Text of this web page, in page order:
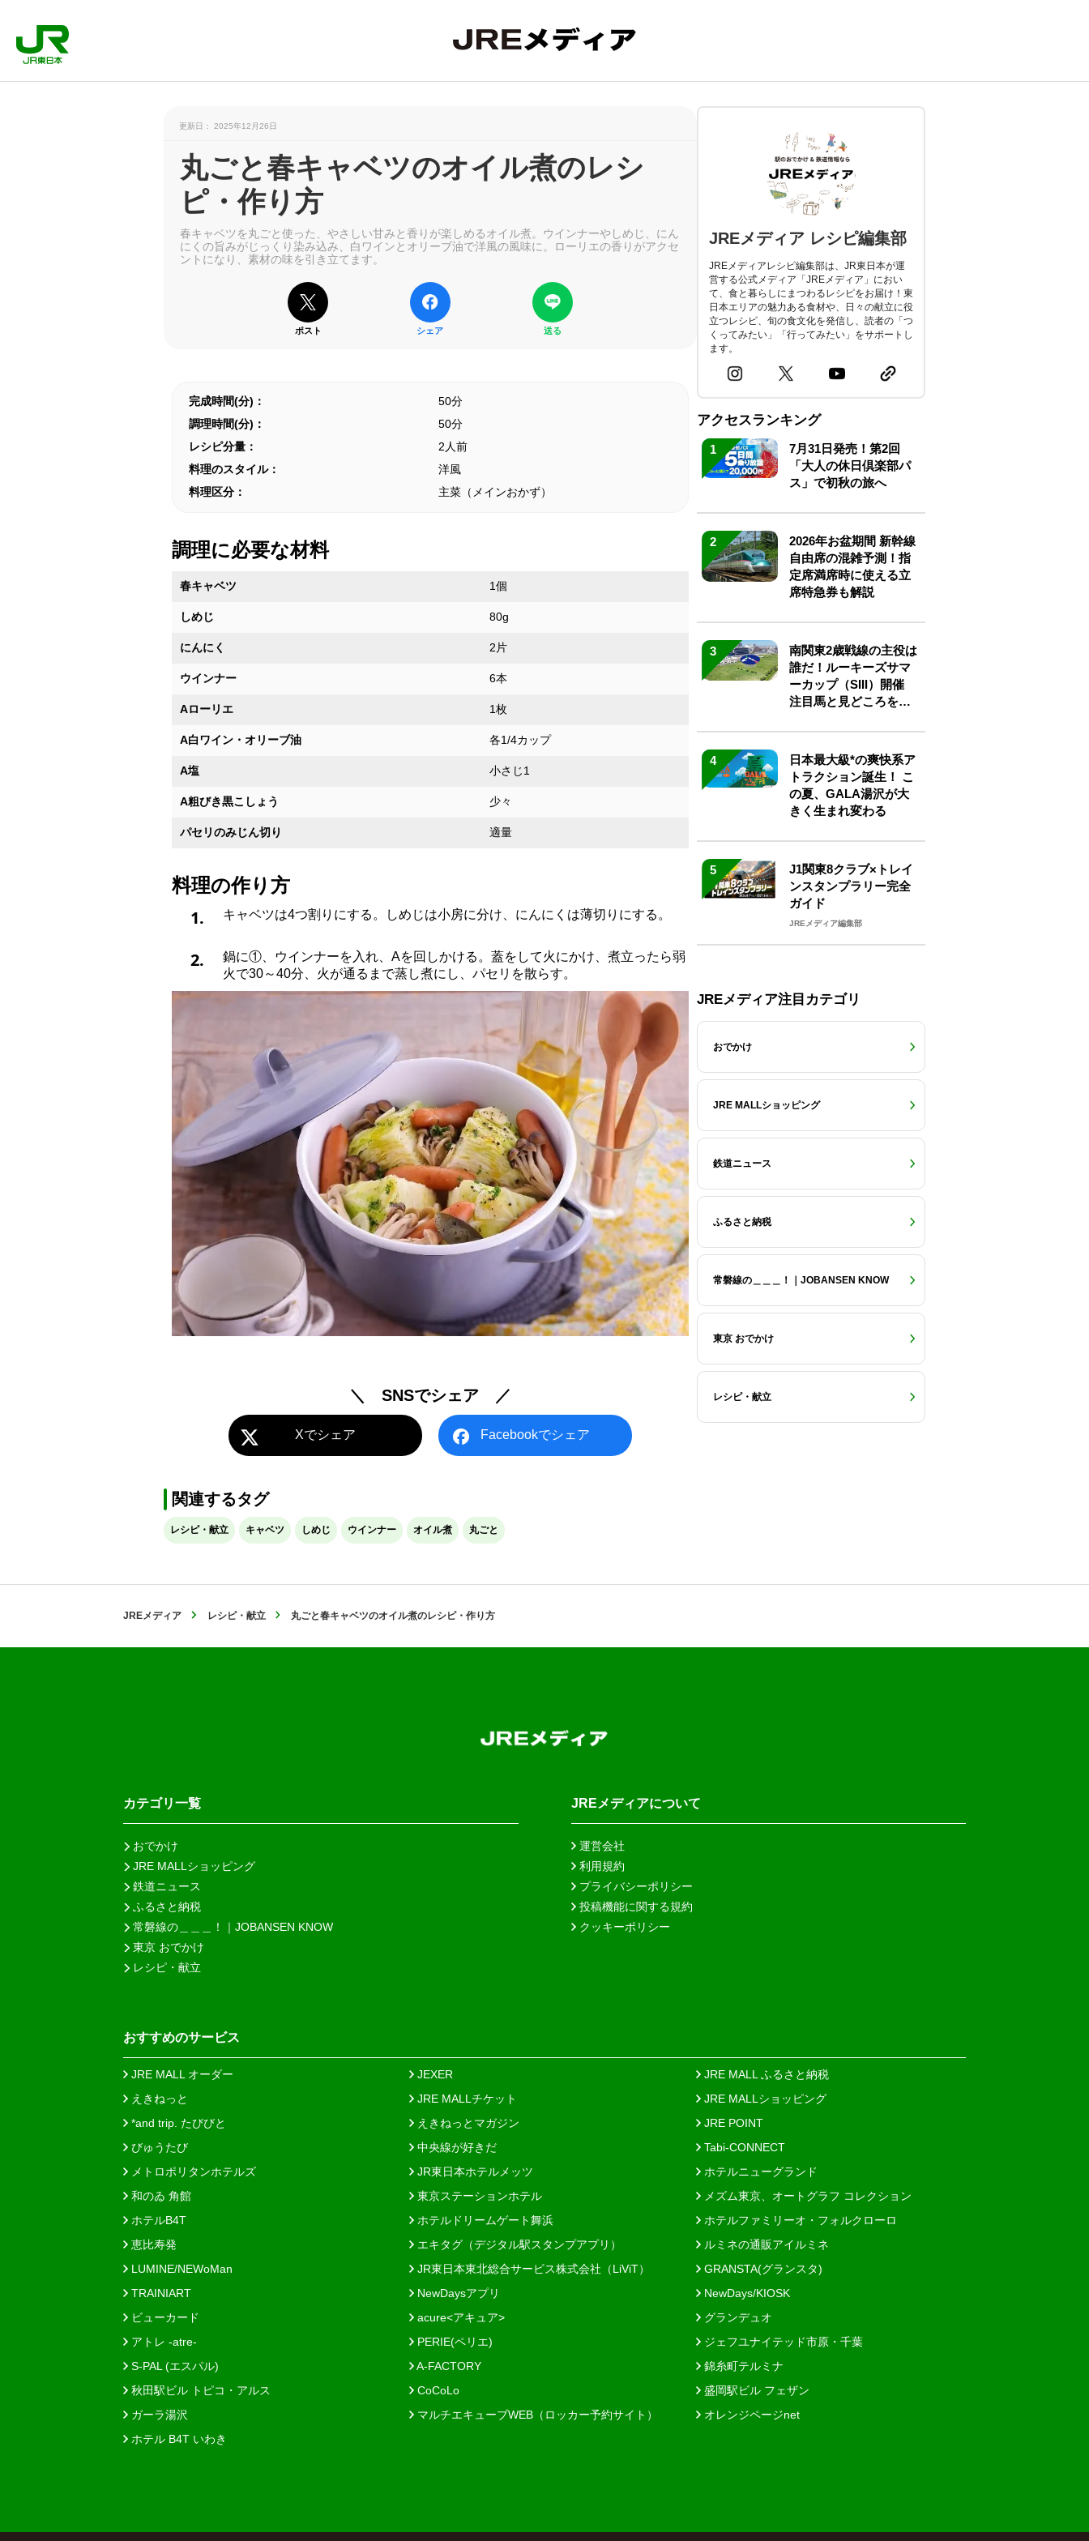
更新日： 2025年12月26日
丸ごと春キャベツのオイル煮のレシ
ピ・作り方
春キャベツを丸ごと使った、やさしい甘みと香りが楽しめるオイル煮。ウインナーやしめじ、にん
にくの旨みがじっくり染み込み、白ワインとオリーブ油で洋風の風味に。ローリエの香りがアクセ
ントになり、素材の味を引き立てます。
ポスト シェア 送る
完成時間(分)：
50分
調理時間(分)：
50分
レシピ分量：
2人前
料理のスタイル：
洋風
料理区分：
主菜（メインおかず）
調理に必要な材料
春キャベツ 1個
しめじ 80g
にんにく 2片
ウインナー 6本
Aローリエ 1枚
A白ワイン・オリーブ油 各1/4カップ
A塩 小さじ1
A粗びき黒こしょう 少々
パセリのみじん切り 適量
料理の作り方
1.
キャベツは4つ割りにする。しめじは小房に分け、にんにくは薄切りにする。
2.
鍋に①、ウインナーを入れ、Aを回しかける。蓋をして火にかけ、煮立ったら弱
火で30～40分、火が通るまで蒸し煮にし、パセリを散らす。
＼ SNSでシェア ／
Xでシェア Facebookでシェア
関連するタグ
レシピ・献立 キャベツ しめじ ウインナー オイル煮 丸ごと
JREメディア レシピ編集部
JREメディアレシピ編集部は、JR東日本が運
営する公式メディア「JREメディア」におい
て、食と暮らしにまつわるレシピをお届け！東
日本エリアの魅力ある食材や、日々の献立に役
立つレシピ、旬の食文化を発信し、読者の「つ
くってみたい」「行ってみたい」をサポートし
ます。
アクセスランキング
1
7月31日発売！第2回
「大人の休日倶楽部パ
ス」で初秋の旅へ
2
2026年お盆期間 新幹線
自由席の混雑予測！指
定席満席時に使える立
席特急券も解説
3
南関東2歳戦線の主役は
誰だ！ルーキーズサマ
ーカップ（SIII）開催
注目馬と見どころをチ
4
日本最大級*の爽快系ア
トラクション誕生！ こ
の夏、GALA湯沢が大
きく生まれ変わる
5
J1関東8クラブ×トレイ
ンスタンプラリー完全
ガイド
JREメディア編集部
JREメディア注目カテゴリ
おでかけ
JRE MALLショッピング
鉄道ニュース
ふるさと納税
常磐線の＿＿＿！｜JOBANSEN KNOW
東京 おでかけ
レシピ・献立
JREメディア レシピ・献立 丸ごと春キャベツのオイル煮のレシピ・作り方
カテゴリ一覧
おでかけ
JRE MALLショッピング
鉄道ニュース
ふるさと納税
常磐線の＿＿＿！｜JOBANSEN KNOW
東京 おでかけ
レシピ・献立
JREメディアについて
運営会社
利用規約
プライバシーポリシー
投稿機能に関する規約
クッキーポリシー
おすすめのサービス
JRE MALL オーダー JEXER
JRE MALL ふるさと納税
えきねっと
JRE MALLチケット
JRE MALLショッピング
*and trip. たびびと
えきねっとマガジン
JRE POINT
びゅうたび
中央線が好きだ
Tabi-CONNECT
メトロポリタンホテルズ
JR東日本ホテルメッツ
ホテルニューグランド
和のゐ 角館
東京ステーションホテル
メズム東京、オートグラフ コレクション
ホテルB4T
ホテルドリームゲート舞浜
ホテルファミリーオ・フォルクローロ
恵比寿発
エキタグ（デジタル駅スタンプアプリ）
ルミネの通販アイルミネ
LUMINE/NEWoMan
JR東日本東北総合サービス株式会社（LiViT）
GRANSTA(グランスタ)
TRAINIART
NewDaysアプリ
NewDays/KIOSK
ビューカード
acure<アキュア>
グランデュオ
アトレ -atre-
PERIE(ペリエ)
ジェフユナイテッド市原・千葉
S-PAL (エスパル)
A-FACTORY
錦糸町テルミナ
秋田駅ビル トピコ・アルス
CoCoLo
盛岡駅ビル フェザン
ガーラ湯沢
マルチエキューブWEB（ロッカー予約サイト）
オレンジページnet
ホテル B4T いわき